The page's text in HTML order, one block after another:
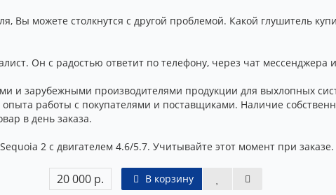
Вы можете столкнутся с другой проблемой. Какой глушитель
Он с радостью ответит по телефону, через чат мессенджера
и зарубежными производителями продукции для выхлопных
работы с покупателями и поставщиками. Наличие
в день заказа.
2 с двигателем 4.6/5.7. Учитывайте этот момент при заказе.
20 000 р. В корзину